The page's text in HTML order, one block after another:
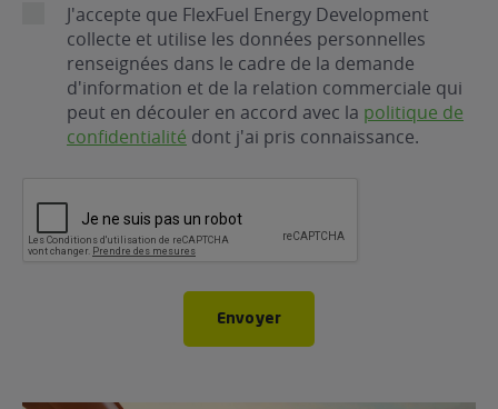
RGPDJ'accepte que FlexFuel Energy Development
collecte et utilise les données personnelles
renseignées dans le cadre de la demande
d'information et de la relation commerciale qui
peut en découler en accord avec la politique de
confidentialité dont j'ai pris connaissance.
Envoyer